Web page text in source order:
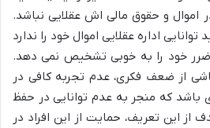
و حقوق مالی اش عقلایی نباشد.
اداره عقلایی اموال خود را ندارد
ضرر خود را به خوبی تشخیص نمی دهد.
از ضعف فکری، عدم تجربه کافی در
باشد که منجر به عدم توانایی در حفظ
این تعریف، حمایت از این افراد در